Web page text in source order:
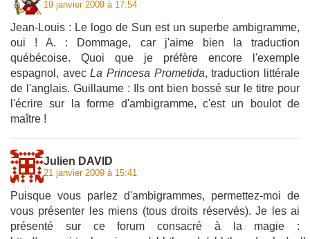
19 janvier 2009 à 17:54
Jean-Louis : Le logo de Sun est un superbe ambigramme,
oui ! A. : Dommage, car j'aime bien la traduction
québécoise. Quoi que je préfère encore l'exemple
espagnol, avecLa Princesa Prometida, traduction littérale
de l'anglais. Guillaume : Ils ont bien bossé sur le titre pour
l'écrire sur la forme d'ambigramme, c'est un boulot de
maître !
Julien DAVID
21 janvier 2009 à 15:41
Puisque vous parlez d'ambigrammes, permettez-moi de
vous présenter les miens (tous droits réservés). Je les ai
présenté sur ce forum consacré à la magie :